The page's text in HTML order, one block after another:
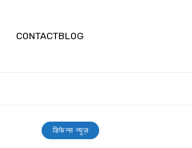
CONTACTBLOG
डिफेन्स न्यूज़